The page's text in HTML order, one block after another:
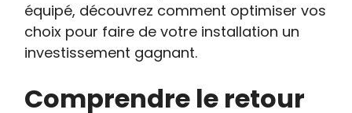
équipé, découvrez comment optimiser vos
choix pour faire de votre installation un
investissement gagnant.
Comprendre le retour